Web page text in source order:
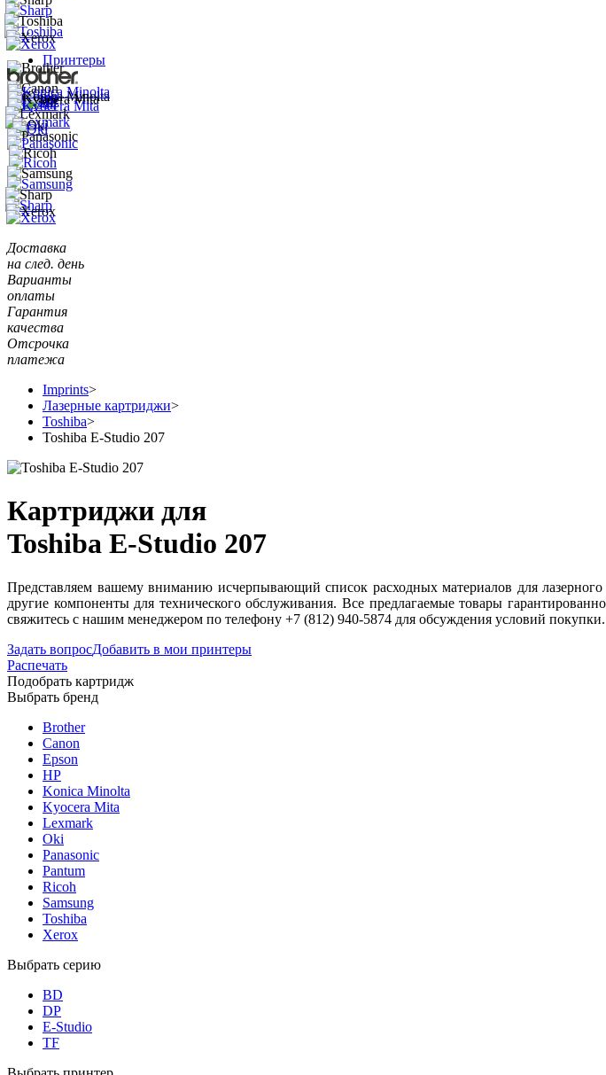
Принтеры
Доставка
на след. день
Варианты
оплаты
Гарантия
качества
Отсрочка
платежа
Imprints>
Лазерные картриджи>
Toshiba>
Toshiba E-Studio 207
Картриджи для
Toshiba E-Studio 207
Представляем вашему вниманию исчерпывающий список расходных материалов для
другие компоненты для технического обслуживания. Все предлагаемые товары
свяжитесь с нашим менеджером по телефону +7 (812) 940-5874 для обсуждения условий покупки.
Задать вопросДобавить в мои принтеры
Распечать
Подобрать картридж
Выбрать бренд
Brother
Canon
Epson
HP
Konica Minolta
Kyocera Mita
Lexmark
Oki
Panasonic
Pantum
Ricoh
Samsung
Toshiba
Xerox
Выбрать серию
BD
DP
E-Studio
TF